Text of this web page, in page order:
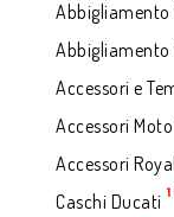
Abbigliamento
Abbigliamento
Accessori e
Accessori
Accessori
Caschi Ducati